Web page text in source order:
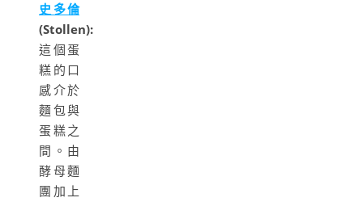
史多倫
(Stollen):
這個蛋
糕的口
感介於
麵包與
蛋糕之
間。由
酵母麵
團加上